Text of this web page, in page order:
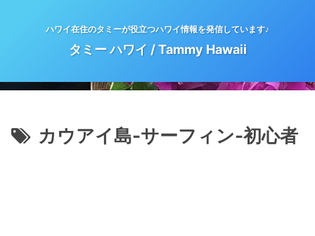
ハワイ在住のタミーが役立つハワイ情報を発信しています♪
タミー ハワイ / Tammy Hawaii
カウアイ島-サーフィン-初心者